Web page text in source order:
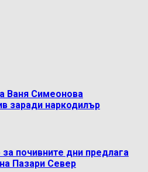
Ваня Симеонова
заради наркодилър
почивните дни предлага
Пазари Север